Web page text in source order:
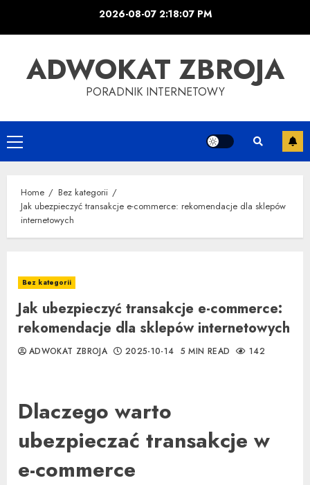
2026-08-07 2:18:08 PM
ADWOKAT ZBROJA
PORADNIK INTERNETOWY
Primary
Menu
Home
Bez kategorii
Jak ubezpieczyć transakcje e-commerce: rekomendacje dla sklepów
internetowych
Bez kategorii
Jak ubezpieczyć transakcje e-commerce:
rekomendacje dla sklepów internetowych
ADWOKAT ZBROJA 2025-10-14 5 MIN READ 142
Dlaczego warto
ubezpieczać transakcje w
e-commerce